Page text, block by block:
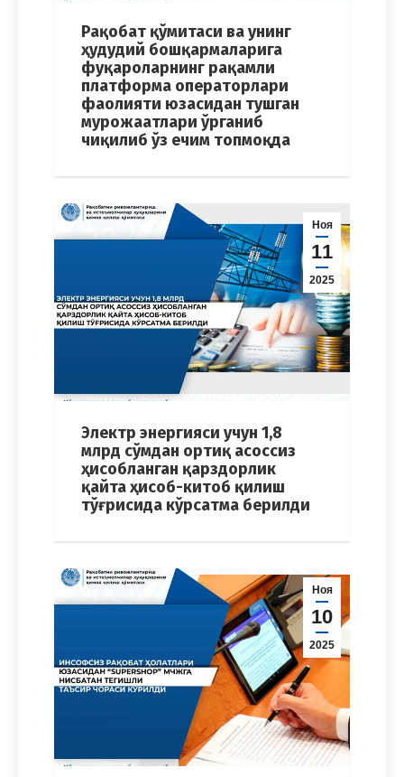
Рақобат қўмитаси ва унинг
ҳудудий бошқармаларига
фуқароларнинг рақамли
платформа операторлари
фаолияти юзасидан тушган
мурожаатлари ўрганиб
чиқилиб ўз ечим топмоқда
Ноя
11
2025
Электр энергияси учун 1,8
млрд сўмдан ортиқ асоссиз
ҳисобланган қарздорлик
қайта ҳисоб-китоб қилиш
тўғрисида кўрсатма берилди
Ноя
10
2025